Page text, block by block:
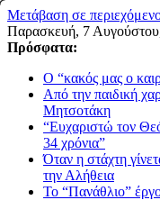
Μετάβαση σε
Παρασκευή, 7
Πρόσφατα:
Ο “κακός μας ο
Από την παιδική
Μητσοτάκη
“Ευχαριστώ τον
34 χρόνια”
Όταν η στάχτη
την Αλήθεια
Το “Πανάθλιο”